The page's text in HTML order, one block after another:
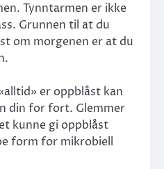
Tynntarmen er ikke
Grunnen til at du
om morgenen er at du
er oppblåst kan
din for fort. Glemmer
kunne gi oppblåst
form for mikrobiell